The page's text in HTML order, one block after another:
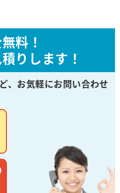
料！
りします！
、 お気軽にお問い合わせ